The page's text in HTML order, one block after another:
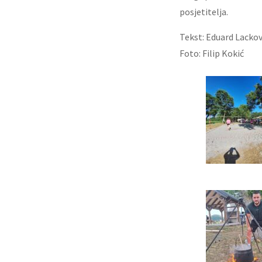
posjetitelja.
Tekst: Eduard
Foto: Filip Kokić